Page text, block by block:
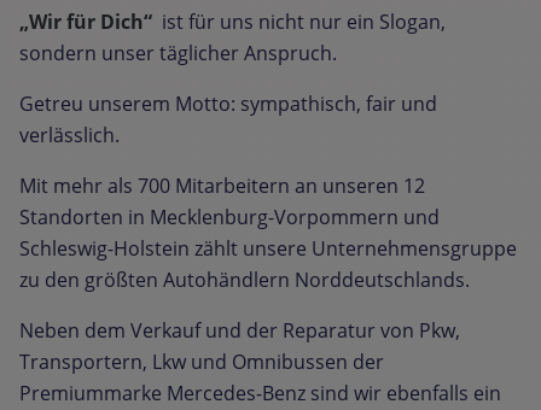
„Wir für Dich“ ist für uns nicht nur ein Slogan,
sondern unser täglicher Anspruch.
Getreu unserem Motto: sympathisch, fair und
verlässlich.
Mit mehr als 700 Mitarbeitern an unseren 12
Standorten in Mecklenburg-Vorpommern und
Schleswig-Holstein zählt unsere Unternehmensgruppe
zu den größten Autohändlern Norddeutschlands.
Neben dem Verkauf und der Reparatur von Pkw,
Transportern, Lkw und Omnibussen der
Premiummarke Mercedes-Benz sind wir ebenfalls ein